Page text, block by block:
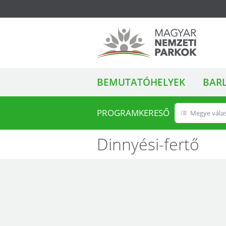
Magyar Nemzeti
Parkok
ALMENÜ
BEMUTATÓHELYEK
PROGRAMKERESŐ Megye
Dinnyési-fertő